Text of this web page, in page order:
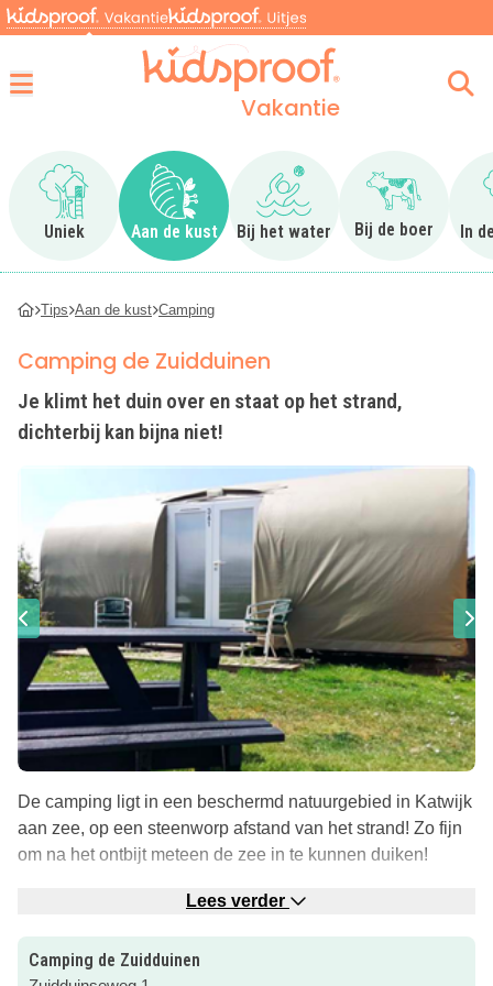
Vakantie
Uniek
Ga naar Uniek
Aan de kust
Ga naar Aan de kust
Bij het water
Ga naar Bij het water
Bij de boer
Ga naar Bij
In
Tips Aan de kust Camping
Camping de Zuidduinen
Je klimt het duin over en staat op het strand,
dichterbij kan bijna niet!
De camping ligt in een beschermd natuurgebied in Katwijk
aan zee, op een steenworp afstand van het strand! Zo fijn
om na het ontbijt meteen de zee in te kunnen duiken!
Kinderen zullen het hier geweldig hebben, want ook als ze
Er is een speeltuin, een jeu de boulebaan en een
tafeltennistafel. Op de ‘Friesche wei’, een veld naast de
Lees verder
Camping de Zuidduinen